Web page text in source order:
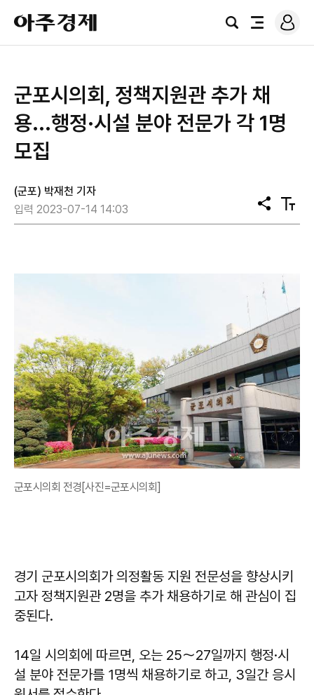
아
주
경
검
전
로
그
군포시의회, 정책지원관 추가 채
용...행정·시설 분야 전문가 각 1명
모집
(군포) 박재천 기자
입력 2023-07-14 14:03
공
유
텍
스
군포시의회 전경[사진=군포시의회]
경기 군포시의회가 의정활동 지원 전문성을 향상시키
고자 정책지원관 2명을 추가 채용하기로 해 관심이 집
중된다.
14일 시의회에 따르면, 오는 25～27일까지 행정·시
설 분야 전문가를 1명씩 채용하기로 하고, 3일간 응시